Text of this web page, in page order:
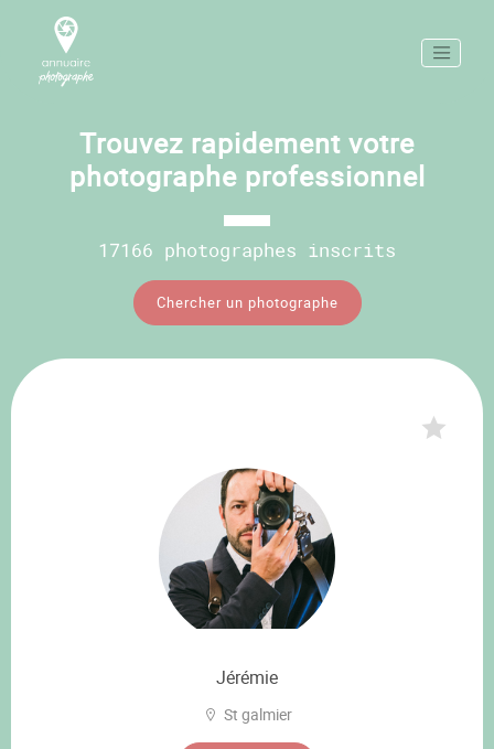
Trouvez rapidement votre
photographe professionnel
17166 photographes inscrits
Chercher un photographe
Jérémie
St galmier